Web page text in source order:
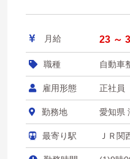
月給 23 ～
職種 自動車
雇用形態 正社員
勤務地 愛知県
最寄り駅 ＪＲ